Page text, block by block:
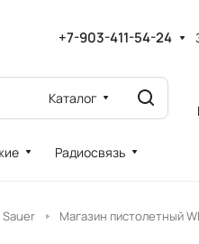
+7-903-411-54-24
Каталог
Радиосвязь
Sauer Магазин пистолетный